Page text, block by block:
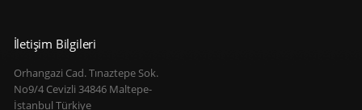
İletişim Bilgileri
Orhangazi Cad. Tınaztepe Sok.
No9/4 Cevizli 34846 Maltepe-
İstanbul Türkiye